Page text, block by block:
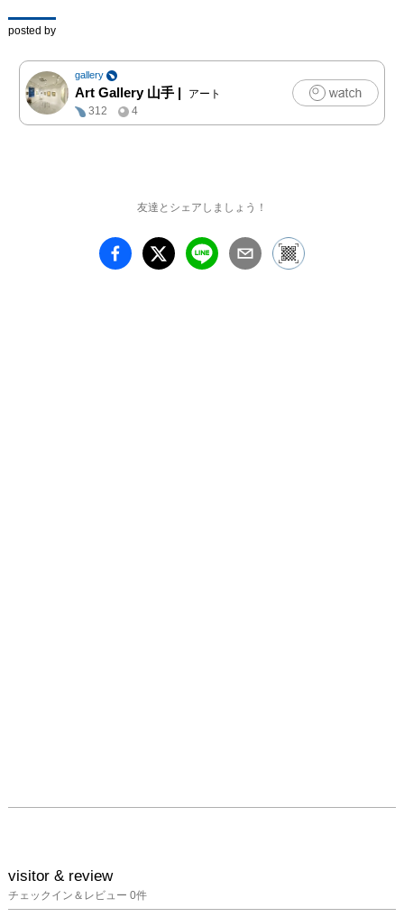
posted by
gallery
Art Gallery 山手 |
アート
312
4
友達とシェアしましょう！
visitor & review
チェックイン＆レビュー 0件